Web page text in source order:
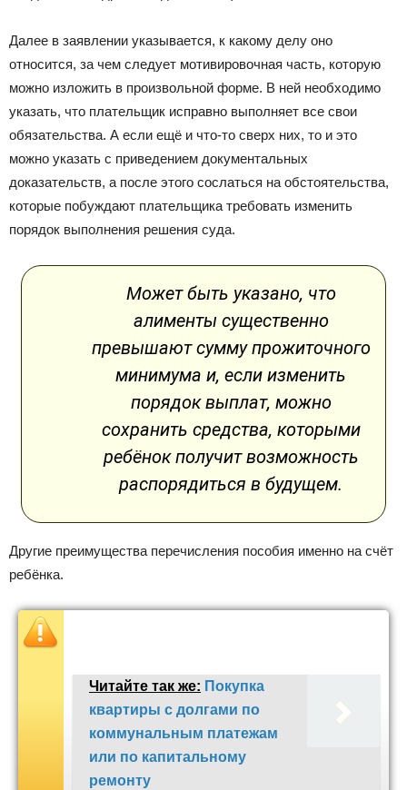
Далее в заявлении указывается, к какому делу оно
относится, за чем следует мотивировочная часть, которую
можно изложить в произвольной форме. В ней необходимо
указать, что плательщик исправно выполняет все свои
обязательства. А если ещё и что-то сверх них, то и это
можно указать с приведением документальных
доказательств, а после этого сослаться на обстоятельства,
которые побуждают плательщика требовать изменить
порядок выполнения решения суда.
Может быть указано, что
алименты существенно
превышают сумму прожиточного
минимума и, если изменить
порядок выплат, можно
сохранить средства, которыми
ребёнок получит возможность
распорядиться в будущем.
Другие преимущества перечисления пособия именно на счёт
ребёнка.
Читайте так же: Покупка
квартиры с долгами по
коммунальным платежам
или по капитальному
ремонту